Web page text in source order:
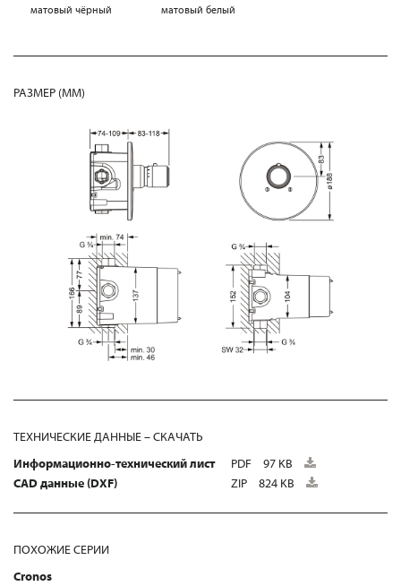
матовый чёрный матовый белый
РАЗМЕР (MM)
ТЕХНИЧЕСКИЕ ДАННЫЕ – СКАЧАТЬ
Информационно-технический лист
PDF
97 KB
CAD данные (DXF)
ZIP 824 KB
ПОХОЖИЕ СЕРИИ
Cronos